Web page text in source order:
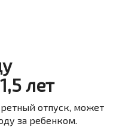
лет
отпуск, может
за ребенком.